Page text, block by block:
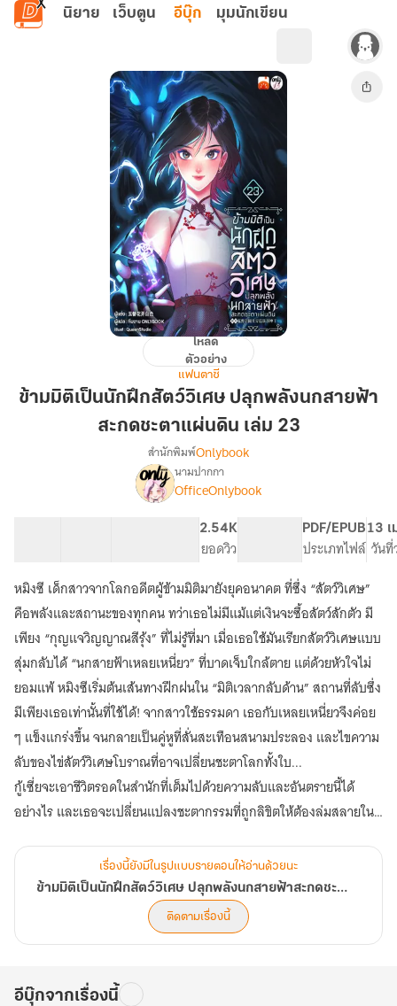
ข้ามไปยังเนื้อหาหลัก
นิยาย เว็บตูน อีบุ๊ก มุมนักเขียน
เป็น
ฝึก
วิเศษ
พลัง
สายฟ้า
สะกด
แผ่น
ดิน
เล่ม
23
โหลด
ตัวอย่าง
แฟนตาซี
ข้ามมิติเป็นนักฝึกสัตว์วิเศษ ปลุกพลังนกสายฟ้า
สะกดชะตาแผ่นดิน เล่ม 23
เรื่อง
ข้าม
มิติ
เป็น
นัก
ฝึก
สัตว์
วิเศษ
ปลุก
พลัง
นก
สายฟ้า
สะกด
ชะตา
แผ่น
ดิน
สำนักพิมพ์Onlybook
นามปากกา
OfficeOnlybook
2.54K
ยอดวิว
PDF/EPUB
ประเภทไฟล์
13 เ
วันที่
หมิงซี เด็กสาวจากโลกอดีตผู้ข้ามมิติมายังยุคอนาคต ที่ซึ่ง “สัตว์วิเศษ”
คือพลังและสถานะของทุกคน ทว่าเธอไม่มีแม้แต่เงินจะซื้อสัตว์สักตัว มี
เพียง “กุญแจวิญญาณสีรุ้ง” ที่ไม่รู้ที่มา เมื่อเธอใช้มันเรียกสัตว์วิเศษแบบ
สุ่มกลับได้ “นกสายฟ้าเหลยเหนี่ยว” ที่บาดเจ็บใกล้ตาย แต่ด้วยหัวใจไม่
ยอมแพ้ หมิงซีเริ่มต้นเส้นทางฝึกฝนใน “มิติเวลากลับด้าน” สถานที่ลับซึ่ง
มีเพียงเธอเท่านั้นที่ใช้ได้! จากสาวใช้ธรรมดา เธอกับเหลยเหนี่ยวจึงค่อย
ๆ แข็งแกร่งขึ้น จนกลายเป็นคู่หูที่สั่นสะเทือนสนามประลอง และไขความ
ลับของไข่สัตว์วิเศษโบราณที่อาจเปลี่ยนชะตาโลกทั้งใบ...
กู้เซี่ยจะเอาชีวิตรอดในสำนักที่เต็มไปด้วยความลับและอันตรายนี้ได้
อย่างไร และเธอจะเปลี่ยนแปลงชะตากรรมที่ถูกลิขิตให้ต้องล่มสลายใน
เรื่องนี้ยังมีในรูปแบบรายตอนให้อ่านด้วยนะ
ข้ามมิติเป็นนักฝึกสัตว์วิเศษ ปลุกพลังนกสายฟ้าสะกดชะตาแผ่นดิน
ติดตามเรื่องนี้
อีบุ๊กจากเรื่องนี้